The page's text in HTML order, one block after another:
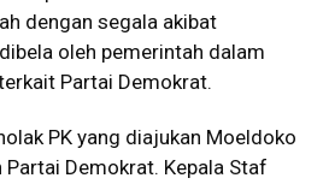
dengan segala akibat
oleh pemerintah dalam
Partai Demokrat.
PK yang diajukan Moeldoko
Demokrat. Kepala Staf